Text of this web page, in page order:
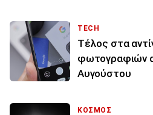
TECH
Τέλος στα
φωτογραφιών
Αυγούστου
ΚΟΣΜΟΣ